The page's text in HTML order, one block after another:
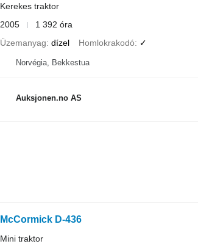
Kerekes traktor
2005
1 392 óra
Üzemanyag dízel Homlokrakodó ✓
Norvégia, Bekkestua
Auksjonen.no AS
McCormick D-436
Mini traktor